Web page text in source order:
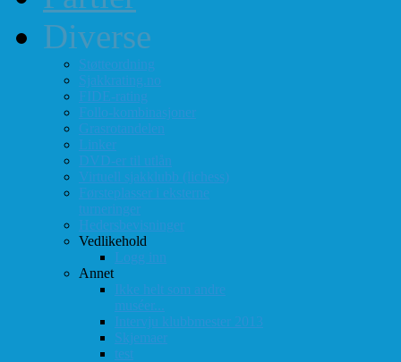
Diverse
Støtteordning
Sjakkrating.no
FIDE-rating
Follo-kombinasjoner
Grasrotandelen
Linker
DVD-er til utlån
Virtuell sjakklubb (lichess)
Førsteplasser i eksterne
turneringer
Hedersbevisninger
Vedlikehold
Logg inn
Annet
Ikke helt som andre
muséer...
Intervju klubbmester 2013
Skjemaer
test